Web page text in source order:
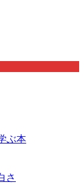
ぶ本
さ